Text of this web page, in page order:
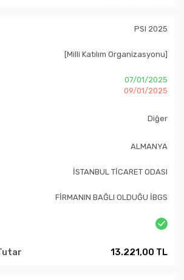
PSI 2025
[Milli Katılım Organizasyonu]
07/01/2025
09/01/2025
Diğer
ALMANYA
İSTANBUL TİCARET ODASI
FİRMANIN BAĞLI OLDUĞU İBGS
13.221,00 TL